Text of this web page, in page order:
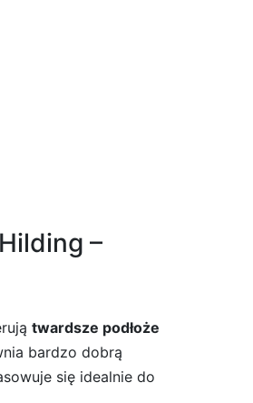
–
twardsze podłoże
bardzo dobrą
się idealnie do